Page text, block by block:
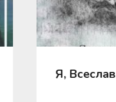
Я, Всеслав